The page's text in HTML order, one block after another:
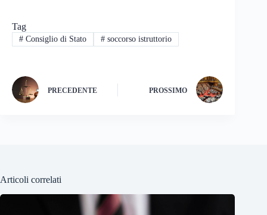
Tag
#Consiglio di Stato #soccorso istruttorio
PRECEDENTE PROSSIMO
Articoli correlati